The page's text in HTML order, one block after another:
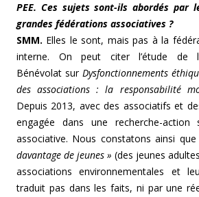
PEE. Ces sujets sont-ils abordés par
grandes fédérations associatives ?
SMM. Elles le sont, mais pas à la
interne. On peut citer l’étude de
Bénévolat sur Dysfonctionnements
des associations : la responsabilité
Depuis 2013, avec des associatifs et
engagée dans une recherche-action
associative. Nous constatons ainsi
davantage de jeunes » (des jeunes
associations environnementales et
traduit pas dans les faits, ni par une